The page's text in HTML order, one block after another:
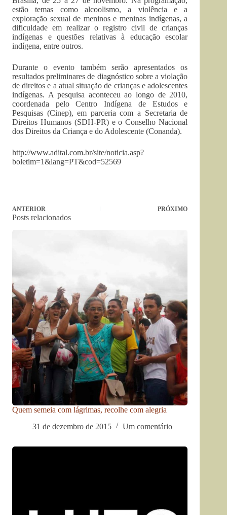
estão temas como alcoolismo, a violência e a
exploração sexual de meninos e meninas indígenas, a
dificuldade em realizar o registro civil de crianças
indígenas e questões relativas à educação escolar
indígena, entre outros.
Durante o evento também serão apresentados os
resultados preliminares de diagnóstico sobre a violação
de direitos e a atual situação de crianças e adolescentes
indígenas. A pesquisa aconteceu ao longo de 2010,
coordenada pelo Centro Indígena de Estudos e
Pesquisas (Cinep), em parceria com a Secretaria de
Direitos Humanos (SDH-PR) e o Conselho Nacional
dos Direitos da Criança e do Adolescente (Conanda).
http://www.adital.com.br/site/noticia.asp?
boletim=1&lang=PT&cod=52569
ANTERIOR PRÓXIMO
Posts relacionados
Quem semeia com lágrimas, recolhe com alegria
31 de dezembro de 2015
Um comentário